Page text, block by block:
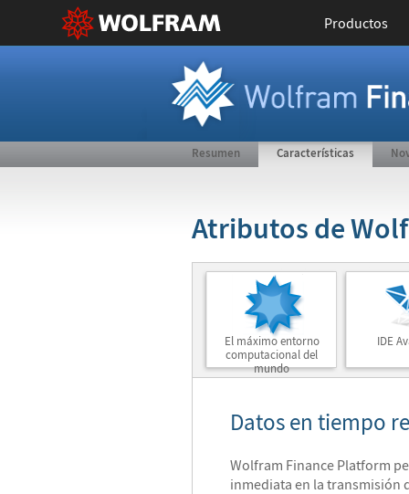
Productos
Resumen Características
Atributos de
El máximo entorno
computacional del
mundo
IDE
Datos en tiempo
Wolfram Finance Platform
inmediata en la transmisión